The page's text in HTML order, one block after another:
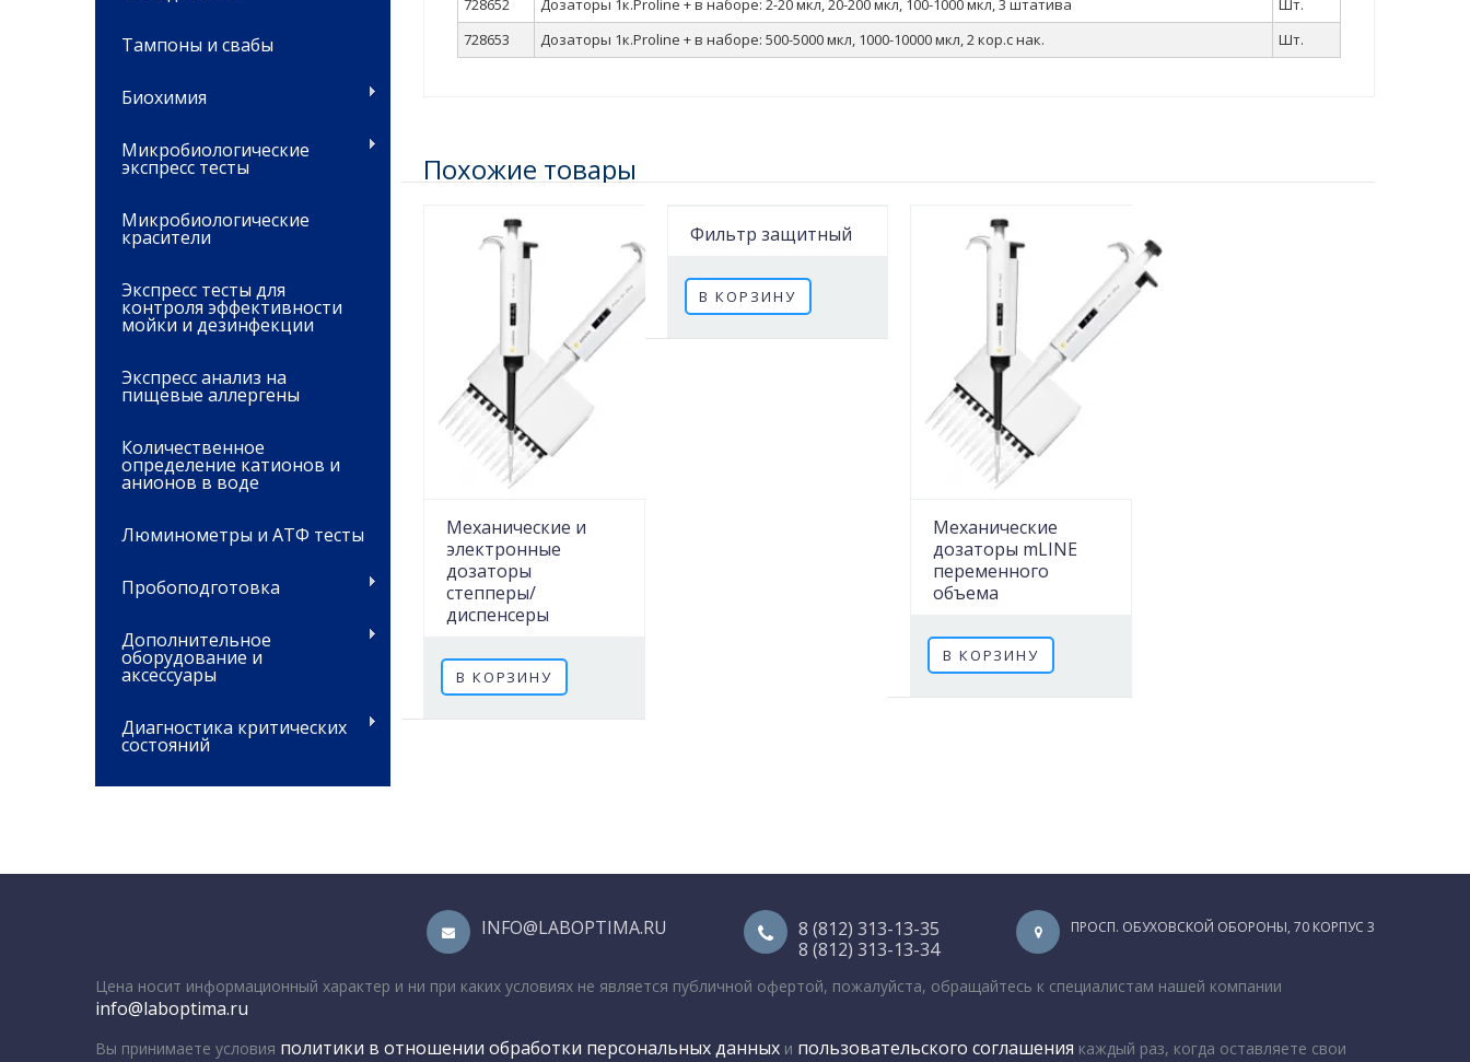
Тампоны и свабы
Биохимия
Микробиологические
экспресс тесты
Микробиологические
красители
Экспресс тесты для
контроля эффективности
мойки и дезинфекции
Экспресс анализ на
пищевые аллергены
Количественное
определение катионов и
анионов в воде
Люминометры и АТФ тесты
Пробоподготовка
Дополнительное
оборудование и
аксессуары
Диагностика критических
состояний
728652
Дозаторы 1к.Proline + в наборе: 2-20 мкл, 20-200 мкл, 100-1000 мкл, 3 штатива
Шт.
728653
Дозаторы 1к.Proline + в наборе: 500-5000 мкл, 1000-10000 мкл, 2 кор.с нак. Шт.
Похожие товары
Механические и
электронные
дозаторы
степперы/
диспенсеры
В КОРЗИНУ
Фильтр защитный
В КОРЗИНУ
Механические
дозаторы mLINE
переменного
объема
В КОРЗИНУ
INFO@LABOPTIMA.RU
8 (812) 313-13-35
8 (812) 313-13-34
ПРОСП. ОБУХОВСКОЙ ОБОРОНЫ, 70 КОРПУС 3
Цена носит информационный характер и ни при каких условиях не является публичной офертой, пожалуйста, обращайтесь к специалистам нашей компании
info@laboptima.ru
Вы принимаете условия политики в отношении обработки персональных данных и пользовательского соглашения каждый раз, когда оставляете свои